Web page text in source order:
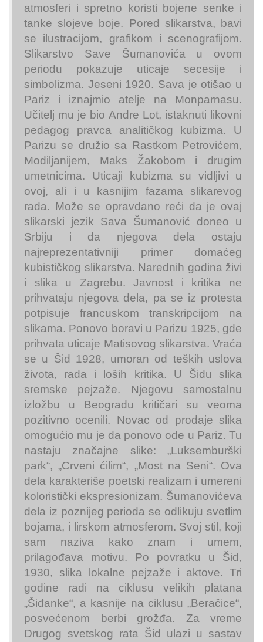
atmosferi i spretno koristi bojene senke i
tanke slojeve boje. Pored slikarstva, bavi
se ilustracijom, grafikom i scenografijom.
Slikarstvo Save Šumanovića u ovom
periodu pokazuje uticaje secesije i
simbolizma. Jeseni 1920. Sava je otišao u
Pariz i iznajmio atelje na Monparnasu.
Učitelj mu je bio Andre Lot, istaknuti likovni
pedagog pravca analitičkog kubizma. U
Parizu se družio sa Rastkom Petrovićem,
Modiljanijem, Maks Žakobom i drugim
umetnicima. Uticaji kubizma su vidljivi u
ovoj, ali i u kasnijim fazama slikarevog
rada. Može se opravdano reći da je ovaj
slikarski jezik Sava Šumanović doneo u
Srbiju i da njegova dela ostaju
najreprezentativniji primer domaćeg
kubističkog slikarstva. Narednih godina živi
i slika u Zagrebu. Javnost i kritika ne
prihvataju njegova dela, pa se iz protesta
potpisuje francuskom transkripcijom na
slikama. Ponovo boravi u Parizu 1925, gde
prihvata uticaje Matisovog slikarstva. Vraća
se u Šid 1928, umoran od teških uslova
života, rada i loših kritika. U Šidu slika
sremske pejzaže. Njegovu samostalnu
izložbu u Beogradu kritičari su veoma
pozitivno ocenili. Novac od prodaje slika
omogućio mu je da ponovo ode u Pariz. Tu
nastaju značajne slike: „Luksemburški
park“, „Crveni ćilim“, „Most na Seni“. Ova
dela karakteriše poetski realizam i umereni
koloristički ekspresionizam. Šumanovićeva
dela iz poznijeg perioda se odlikuju svetlim
bojama, i lirskom atmosferom. Svoj stil, koji
sam naziva kako znam i umem,
prilagođava motivu. Po povratku u Šid,
1930, slika lokalne pejzaže i aktove. Tri
godine radi na ciklusu velikih platana
„Šiđanke“, a kasnije na ciklusu „Beračice“,
posvećenom berbi grožđa. Za vreme
Drugog svetskog rata Šid ulazi u sastav